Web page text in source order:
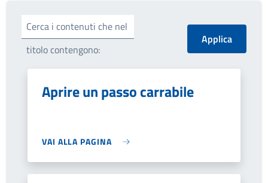
Cerca i contenuti che nel
titolo contengono:
Aprire un passo carrabile
VAI ALLA PAGINA